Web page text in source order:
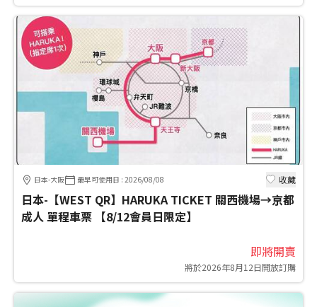
日本-大阪 最早可使用日 : 2026/08/08 收藏
日本-【WEST QR】HARUKA TICKET 關西機場→京都
成人 單程車票 【8/12會員日限定】
即將開賣
將於2026年8月12日開放訂購